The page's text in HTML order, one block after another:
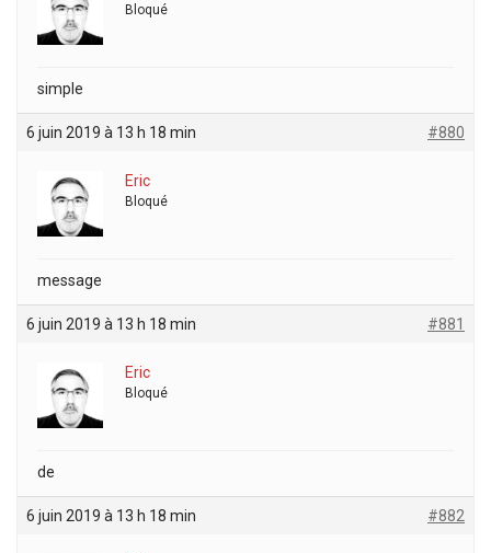
Bloqué
simple
6 juin 2019 à 13 h 18 min #880
Eric
Bloqué
message
6 juin 2019 à 13 h 18 min #881
Eric
Bloqué
de
6 juin 2019 à 13 h 18 min #882